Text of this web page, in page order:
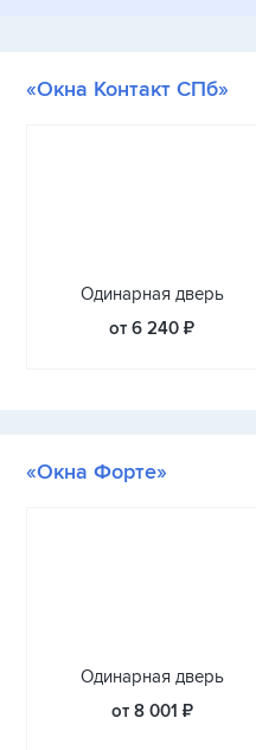
«Окна Контакт СПб»
Одинарная дверь
от 6 240 ₽
«Окна Форте»
Одинарная дверь
от 8 001 ₽